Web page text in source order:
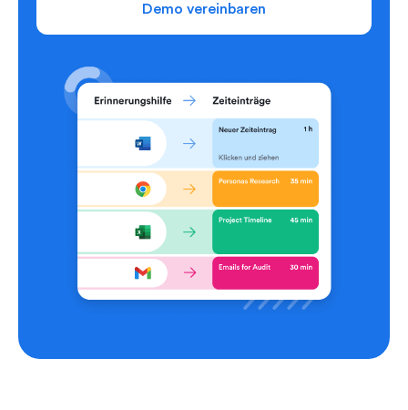
Demo vereinbaren